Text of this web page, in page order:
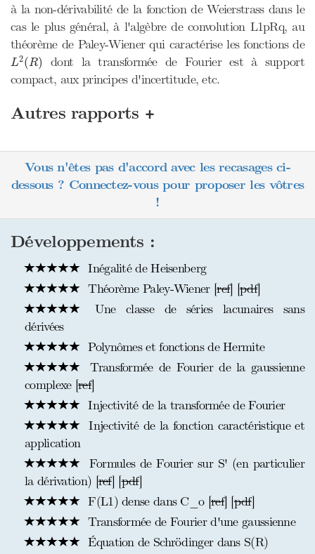
à la non-dérivabilité de la fonction de Weierstrass dans le
cas le plus général, à l'algèbre de convolution L1pRq, au
théorème de Paley-Wiener qui caractérise les fonctions de
L2(R)
L2 ( R)
dont la transformée de Fourier est à support
compact, aux principes d'incertitude, etc.
Autres rapports +
Vous n'êtes pas d'accord avec les recasages ci-
dessous ? Connectez-vous pour proposer les vôtres
!
Développements :
Inégalité de Heisenberg
Théorème Paley-Wiener [ref] [pdf]
Une classe de séries lacunaires sans
dérivées
Polynômes et fonctions de Hermite
Transformée de Fourier de la gaussienne
complexe [ref]
Injectivité de la transformée de Fourier
Injectivité de la fonction caractéristique et
application
Formules de Fourier sur S' (en particulier
la dérivation) [ref] [pdf]
F(L1) dense dans C_o [ref] [pdf]
Transformée de Fourier d'une gaussienne
Équation de Schrödinger dans S(R)